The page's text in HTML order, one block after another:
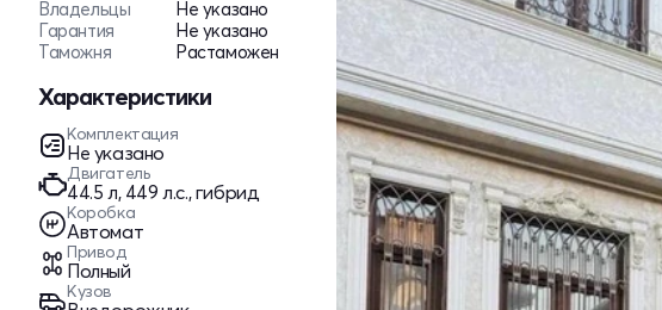
Владельцы
Не указано
Гарантия
Не указано
Таможня
Растаможен
Характеристики
Комплектация
Не указано
Двигатель
44.5 л, 449 л.с., гибрид
Коробка
Автомат
Привод
Полный
Кузов